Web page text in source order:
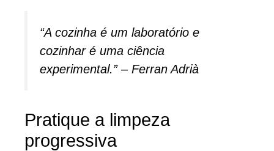
“A cozinha é um laboratório e
cozinhar é uma ciência
experimental.” – Ferran Adrià
Pratique a limpeza
progressiva